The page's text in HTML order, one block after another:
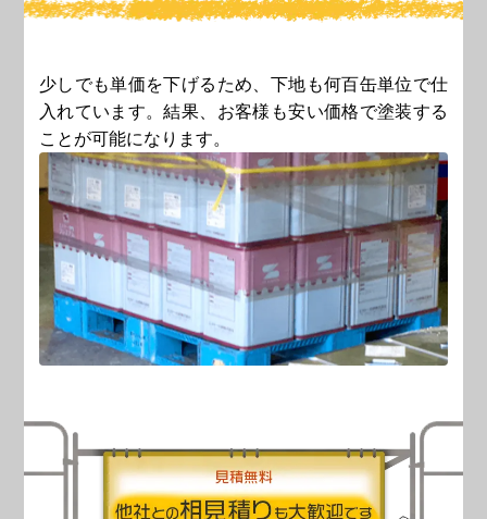
少しでも単価を下げるため、下地も何百缶単位で仕
入れています。結果、お客様も安い価格で塗装する
ことが可能になります。